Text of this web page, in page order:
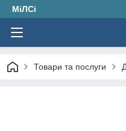
МіЛСі
Товари та послуги